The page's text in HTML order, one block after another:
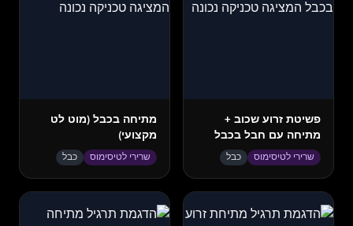
פשיטת זרוע שכוב +
מתיחה עם חבל בכבל
שרירי לטיסימוס כבל
מתיחה בכבל (מוט לט
מקצועי)
שרירי לטיסימוס כבל